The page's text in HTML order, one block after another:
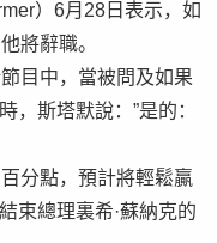
）6月28日表示，如
將辭職。
目中，當被問及如果
，斯塔默說：”是的：
分點，預計將輕鬆贏
束總理裏希·蘇納克的